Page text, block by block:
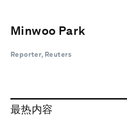
Minwoo Park
Reporter, Reuters
最热内容